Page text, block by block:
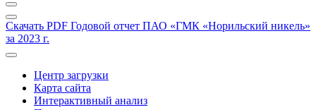
Скачать PDF Годовой отчет ПАО «ГМК «Норильский никель»
за 2023 г.
Центр загрузки
Карта сайта
Интерактивный анализ